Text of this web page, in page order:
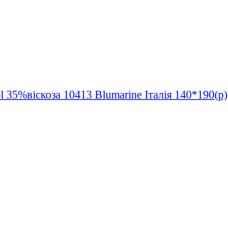
10413 Blumarine Італія 140*190(р)